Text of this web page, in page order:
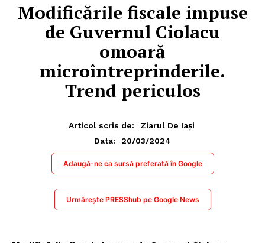
Modificările fiscale impuse
de Guvernul Ciolacu
omoară
microîntreprinderile.
Trend periculos
Articol scris de:
Ziarul De Iași
Data:
20/03/2024
Adaugă-ne ca sursă preferată în Google
Urmărește PRESShub pe Google News